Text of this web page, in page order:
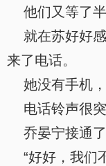
他们又等了半
就在苏好好感
来了电话。
她没有手机，
电话铃声很突
乔晏宁接通了
“好好，我们